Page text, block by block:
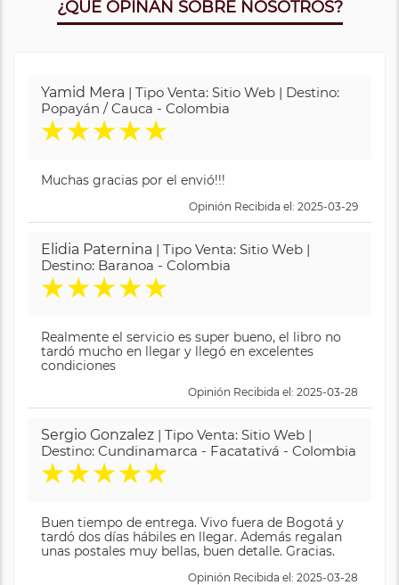
¿QUE OPINAN SOBRE NOSOTROS?
Yamid Mera | Tipo Venta: Sitio Web | Destino:
Popayán / Cauca - Colombia
★★★★★
Muchas gracias por el envió!!!
Opinión Recibida el: 2025-03-29
Elidia Paternina | Tipo Venta: Sitio Web |
Destino: Baranoa - Colombia
★★★★★
Realmente el servicio es super bueno, el libro no
tardó mucho en llegar y llegó en excelentes
condiciones
Opinión Recibida el: 2025-03-28
Sergio Gonzalez | Tipo Venta: Sitio Web |
Destino: Cundinamarca - Facatativá - Colombia
★★★★★
Buen tiempo de entrega. Vivo fuera de Bogotá y
tardó dos días hábiles en llegar. Además regalan
unas postales muy bellas, buen detalle. Gracias.
Opinión Recibida el: 2025-03-28